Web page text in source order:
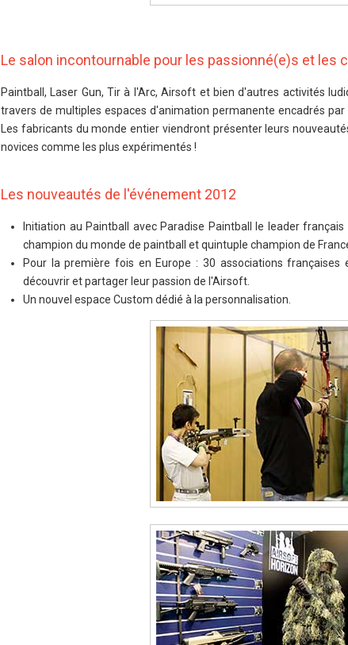
Le salon incontournable pour les passionné(e)s et les
Paintball, Laser Gun, Tir à l'Arc, Airsoft et bien d'autres activités
travers de multiples espaces d'animation permanente encadrés
Les fabricants du monde entier viendront présenter leurs
novices comme les plus expérimentés !
Les nouveautés de l'événement 2012
Initiation au Paintball avec Paradise Paintball le leader
champion du monde de paintball et quintuple champion de
Pour la première fois en Europe : 30 associations
découvrir et partager leur passion de l'Airsoft.
Un nouvel espace Custom dédié à la personnalisation.